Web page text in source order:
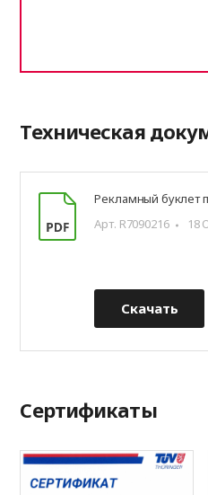
Техническая
Рекламный буклет
Арт. R7090216
18
Скачать
Сертификаты